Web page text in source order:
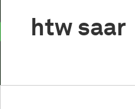
htw saar